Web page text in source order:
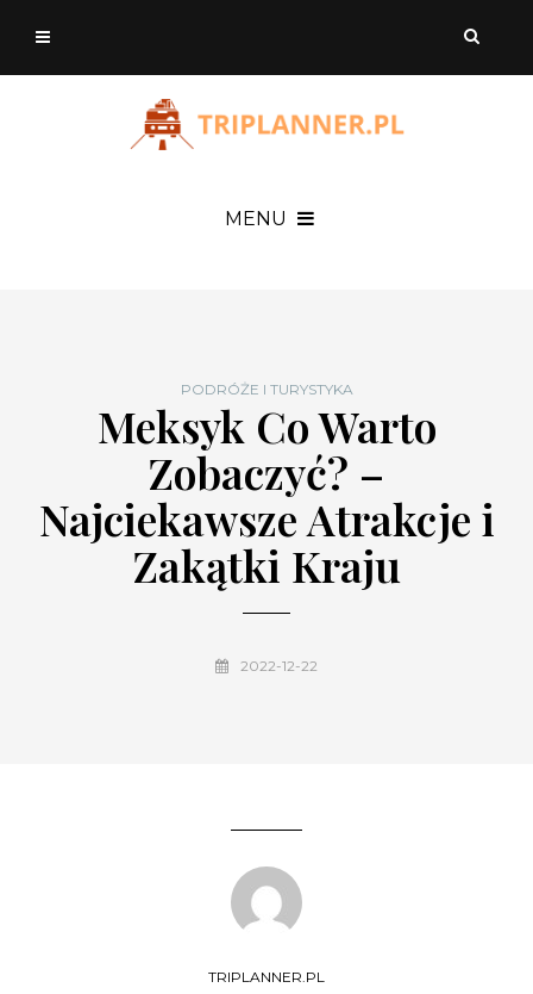
MENU
PODRÓŻE I TURYSTYKA
Meksyk Co Warto
Zobaczyć? –
Najciekawsze Atrakcje i
Zakątki Kraju
2022-12-22
TRIPLANNER.PL